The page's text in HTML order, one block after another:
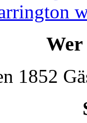
1852